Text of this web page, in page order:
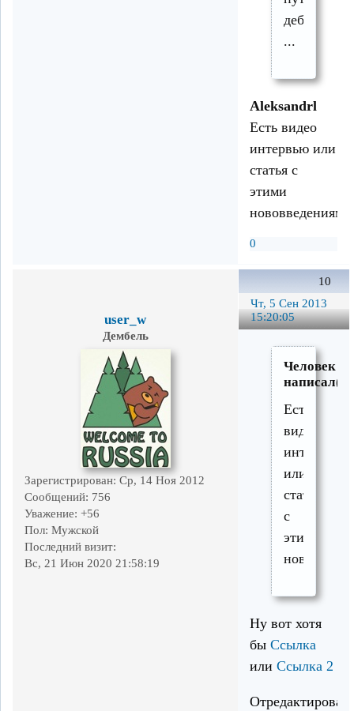
дебилизм
...
Aleksandrl
Есть видео
интервью или
статья с
этими
0
10
Чт, 5 Сен 2013
15:20:05
user_w
Дембель
Зарегистрирован: Ср, 14 Ноя 2012
Сообщений: 756
Уважение: +56
Пол: Мужской
Последний визит:
Вс, 21 Июн 2020 21:58:19
Человек
Есть
видео
интервью
или
статья
с
этими
Ну вот хотя
бы Ссылка
или Ссылка 2